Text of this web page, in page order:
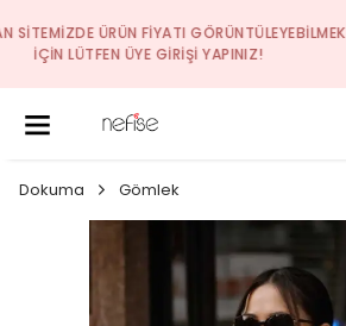
YENI SEZON ÜRÜNLER
Dokuma Gömlek